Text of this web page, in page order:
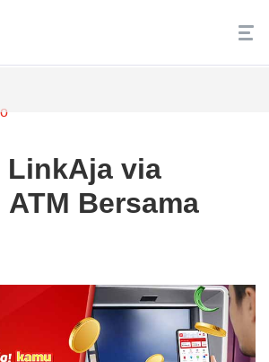
LinkAja via
Bersama